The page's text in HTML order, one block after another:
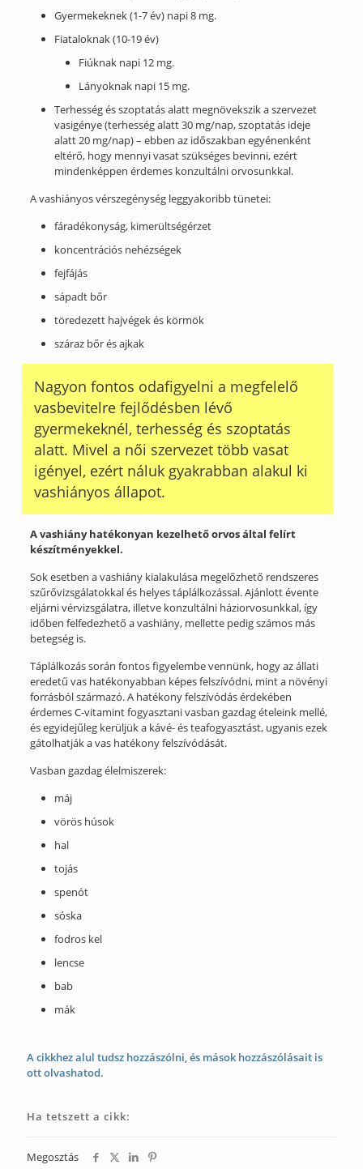
Gyermekeknek (1-7 év) napi 8 mg.
Fiataloknak (10-19 év)
Fiúknak napi 12 mg.
Lányoknak napi 15 mg.
Terhesség és szoptatás alatt megnövekszik a szervezet
vasigénye (terhesség alatt 30 mg/nap, szoptatás ideje
alatt 20 mg/nap) – ebben az időszakban egyénenként
eltérő, hogy mennyi vasat szükséges bevinni, ezért
mindenképpen érdemes konzultálni orvosunkkal.
A vashiányos vérszegénység leggyakoribb tünetei:
fáradékonyság, kimerültségérzet
koncentrációs nehézségek
fejfájás
sápadt bőr
töredezett hajvégek és körmök
száraz bőr és ajkak
Nagyon fontos odafigyelni a megfelelő
vasbevitelre fejlődésben lévő
gyermekeknél, terhesség és szoptatás
alatt. Mivel a női szervezet több vasat
igényel, ezért náluk gyakrabban alakul ki
vashiányos állapot.
A vashiány hatékonyan kezelhető orvos által felírt
készítményekkel.
Sok esetben a vashiány kialakulása megelőzhető rendszeres
szűrővizsgálatokkal és helyes táplálkozással. Ajánlott évente
eljárni vérvizsgálatra, illetve konzultálni háziorvosunkkal, így
időben felfedezhető a vashiány, mellette pedig számos más
betegség is.
Táplálkozás során fontos figyelembe vennünk, hogy az állati
eredetű vas hatékonyabban képes felszívódni, mint a növényi
forrásból származó. A hatékony felszívódás érdekében
érdemes C-vitamint fogyasztani vasban gazdag ételeink mellé,
és egyidejűleg kerüljük a kávé- és teafogyasztást, ugyanis ezek
gátolhatják a vas hatékony felszívódását.
Vasban gazdag élelmiszerek:
máj
vörös húsok
hal
tojás
spenót
sóska
fodros kel
lencse
bab
mák
A cikkhez alul tudsz hozzászólni, és mások hozzászólásait is
ott olvashatod.
Ha tetszett a cikk:
Megosztás